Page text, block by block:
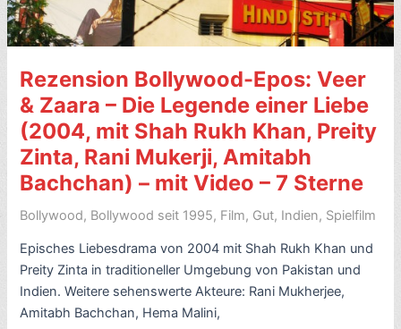
mit
Shah
Khan)
–
mit
Video
–
7
Rezension Bollywood-Epos: Veer
& Zaara – Die Legende einer Liebe
(2004, mit Shah Rukh Khan, Preity
Zinta, Rani Mukerji, Amitabh
Bachchan) – mit Video – 7 Sterne
Bollywood, Bollywood seit 1995, Film, Gut, Indien, Spielfilm
Episches Liebesdrama von 2004 mit Shah Rukh Khan und
Preity Zinta in traditioneller Umgebung von Pakistan und
Indien. Weitere sehenswerte Akteure: Rani Mukherjee,
Amitabh Bachchan, Hema Malini,